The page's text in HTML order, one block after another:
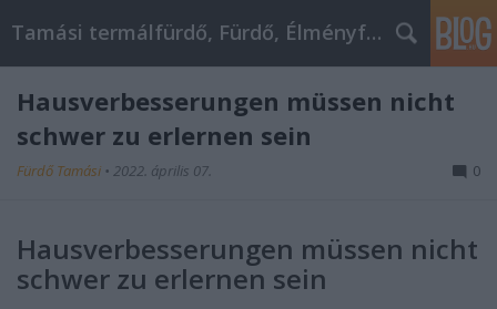
Tamási termálfürdő, Fürdő, Élményfürdő
Hausverbesserungen müssen nicht
schwer zu erlernen sein
Fürdő Tamási • 2022. április 07. 0
Hausverbesserungen müssen nicht
schwer zu erlernen sein